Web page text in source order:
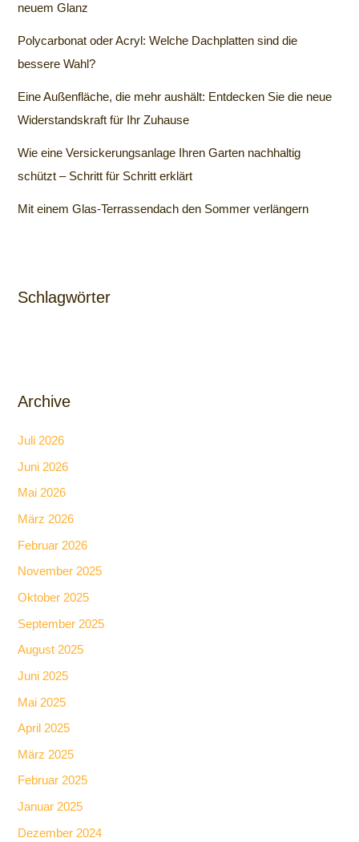
neuem Glanz
Polycarbonat oder Acryl: Welche Dachplatten sind die
bessere Wahl?
Eine Außenfläche, die mehr aushält: Entdecken Sie die neue
Widerstandskraft für Ihr Zuhause
Wie eine Versickerungsanlage Ihren Garten nachhaltig
schützt – Schritt für Schritt erklärt
Mit einem Glas-Terrassendach den Sommer verlängern
Schlagwörter
Archive
Juli 2026
Juni 2026
Mai 2026
März 2026
Februar 2026
November 2025
Oktober 2025
September 2025
August 2025
Juni 2025
Mai 2025
April 2025
März 2025
Februar 2025
Januar 2025
Dezember 2024